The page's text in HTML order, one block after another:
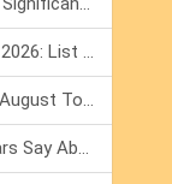
Weekly Horoscope 3 To 9 August, 2026: List Of Fasts & Festivals
Numerology Weekly Horoscope: 2 August To 8 August, 2026
Friendship Day 2026: What The Stars Say About Your Best Friend!